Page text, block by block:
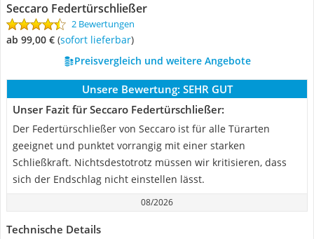
Seccaro Federtürschließer
2 Bewertungen
ab 99,00 € ( Sofort lieferbar)
Preisvergleich und weitere Angebote
Unsere Bewertung: SEHR GUT
Unser Fazit für Seccaro Federtürschließer:
Der Federtürschließer von Seccaro ist für alle Türarten
geeignet und punktet vorrangig mit einer starken
Schließkraft. Nichtsdestotrotz müssen wir kritisieren, dass
sich der Endschlag nicht einstellen lässt.
08/2026
Technische Details